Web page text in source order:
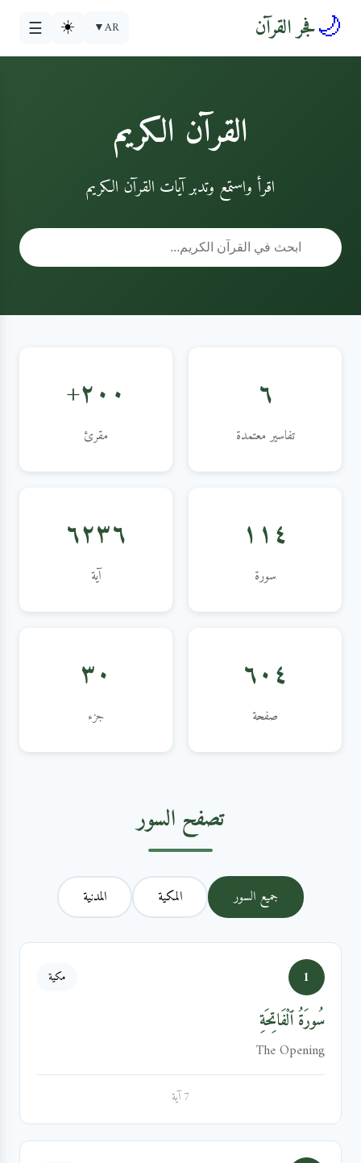
🌙فجر القرآن AR
▼
☀️
☰
القرآن الكريم
اقرأ واستمع وتدبر آيات القرآن الكريم
٦
تفاسير معتمدة
٢٠٠+
مقرئ
١١٤
سورة
٦٢٣٦
آية
٦٠٤
صفحة
٣٠
جزء
تصفح السور
جميع السور المكية المدنية
1 مكية
سُورَةُ ٱلْفَاتِحَةِ
The Opening
7 آية